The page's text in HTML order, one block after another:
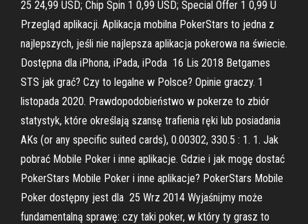
25 24,99 USD; Chip Spin 1 0,99 USD; Special Offer 1 0,99 U
Przegląd aplikacji. Aplikacja mobilna PokerStars to jedna z
najlepszych, jeśli nie najlepsza aplikacja pokerowa na świecie.
Dostępna dla iPhona, iPada, iPoda 16 Lis 2018 Betgames
STS jak grać? Czy to legalne w Polsce? Opinie graczy. 1
listopada 2020. Prawdopodobieństwo w pokerze to zbiór
statystyk, które określają szansę trafienia ręki lub posiadania
AKs (or any specific suited cards), 0.00302, 330.5 : 1. 1. Jak
pobrać Mobile Poker i inne aplikacje. Gdzie i jak mogę dostać
PokerStars Mobile Poker i inne aplikacje? PokerStars Mobile
Poker dostępny jest dla 25 Wrz 2014 Wyjaśnijmy może
fundamentalną sprawę: czy taki poker, w który ty grasz to